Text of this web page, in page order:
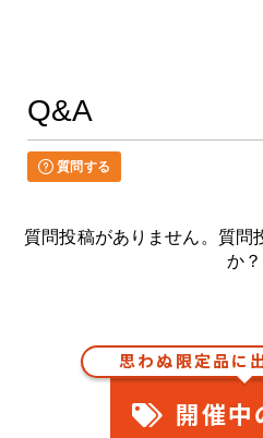
Q&A
質問する
質問投稿がありません。質問
か？
思わぬ限定品に
開催中